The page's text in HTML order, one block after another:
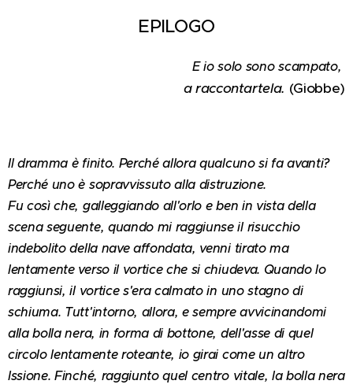
EPILOGO
E io solo sono scampato,
a raccontartela. (Giobbe)
Il dramma è finito. Perché allora qualcuno si fa avanti?
Perché uno è sopravvissuto alla distruzione.
Fu così che, galleggiando all'orlo e ben in vista della
scena seguente, quando mi raggiunse il risucchio
indebolito della nave affondata, venni tirato ma
lentamente verso il vortice che si chiudeva. Quando lo
raggiunsi, il vortice s'era calmato in uno stagno di
schiuma. Tutt'intorno, allora, e sempre avvicinandomi
alla bolla nera, in forma di bottone, dell'asse di quel
circolo lentamente roteante, io girai come un altro
Issione. Finché, raggiunto quel centro vitale, la bolla nera